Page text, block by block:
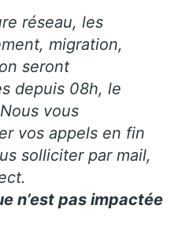
réseau, les
migration,
seront
depuis 08h, le
vous
vos appels en fin
solliciter par mail,
n’est pas impactée